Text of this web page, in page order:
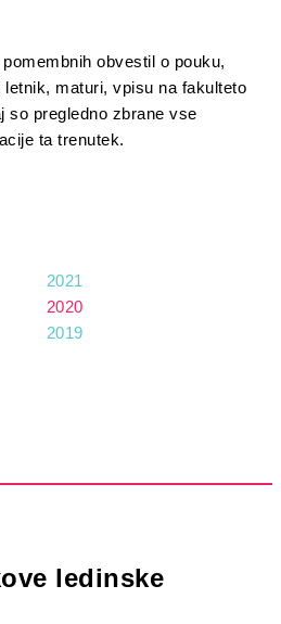
obvestil o pouku,
maturi, vpisu na fakulteto
so pregledno zbrane vse
ta trenutek.
2021
2020
2019
ledinske